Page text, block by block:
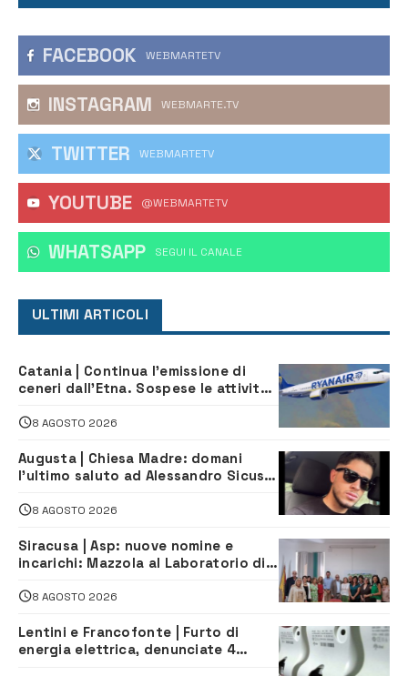
FACEBOOK WEBMARTETV
INSTAGRAM WEBMARTE.TV
TWITTER WEBMARTETV
YOUTUBE @WEBMARTETV
WHATSAPP ‎SEGUI IL CANALE
ULTIMI ARTICOLI
Catania | Continua l’emissione di
ceneri dall’Etna. Sospese le attività
8 AGOSTO 2026
Augusta | Chiesa Madre: domani
l’ultimo saluto ad Alessandro Sicuso,
8 AGOSTO 2026
Siracusa | Asp: nuove nomine e
incarichi: Mazzola al Laboratorio di
Servizio Legale
8 AGOSTO 2026
Lentini e Francofonte | Furto di
energia elettrica, denunciate 4